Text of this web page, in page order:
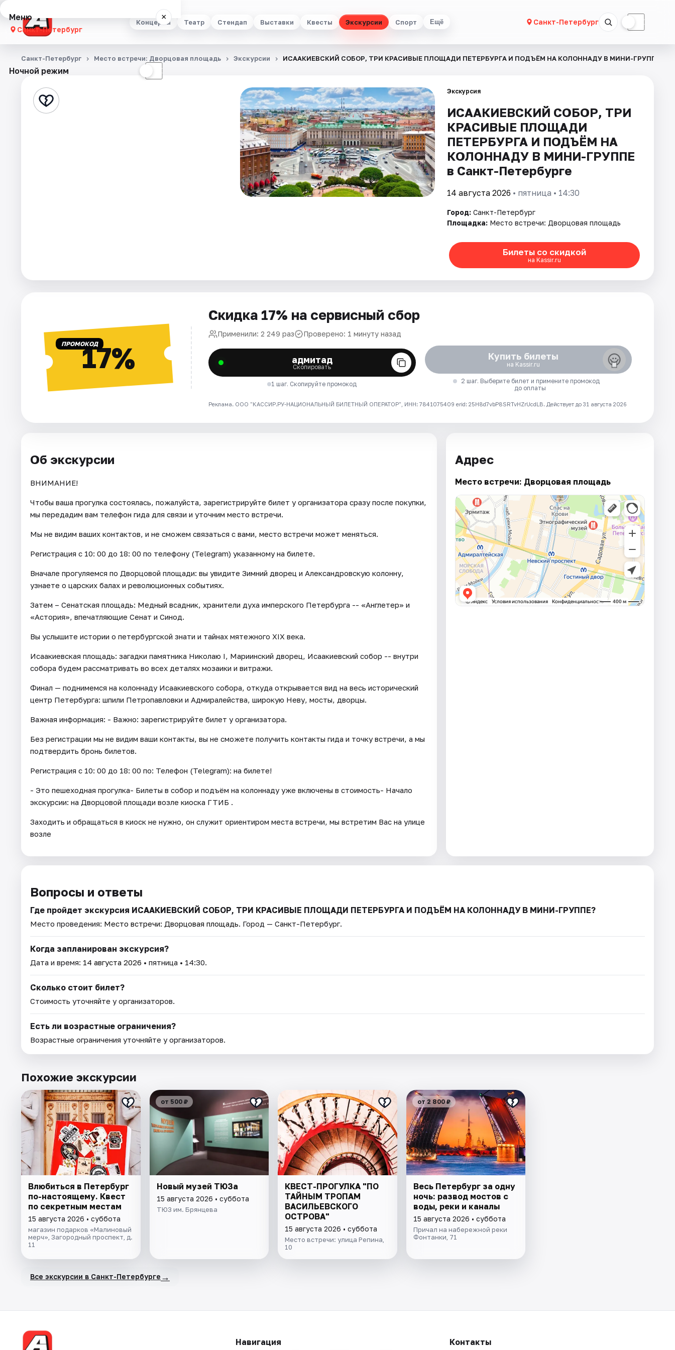
Концерты Театр Стендап Выставки Квесты Экскурсии Спорт Ещё Санкт-Петербург ☾
Меню ×
Санкт-Петербург
Концерты
Стендап
Ночной режим ☾
Санкт-Петербург Место встречи: Дворцовая площадь Экскурсии ИСААКИЕВСКИЙ СОБОР, ТРИ КРАСИВЫЕ ПЛОЩАДИ ПЕТЕРБУРГА И ПОДЪЁМ НА КОЛОННАДУ В МИНИ-ГРУППЕ
Экскурсия
ИСААКИЕВСКИЙ СОБОР, ТРИ
КРАСИВЫЕ ПЛОЩАДИ
ПЕТЕРБУРГА И ПОДЪЁМ НА
КОЛОННАДУ В МИНИ-ГРУППЕ
в Санкт-Петербурге
14 августа 2026 • пятница • 14:30
Город: Санкт-Петербург
Площадка: Место встречи: Дворцовая площадь
Билеты со скидкой
на Kassir.ru
ПРОМОКОД17%
Скидка 17% на сервисный сбор
Применили: 2 249 раз Проверено: 1 минуту назад
адмитад
Скопировать
1 шаг. Скопируйте промокод
Купить билеты
на Kassir.ru
2 шаг. Выберите билет и примените промокод
до оплаты
Реклама. ООО "КАССИР.РУ-НАЦИОНАЛЬНЫЙ БИЛЕТНЫЙ ОПЕРАТОР", ИНН: 7841075409 erid: 25H8d7vbP8SRTvHZrUcdLB. Действует до 31 августа 2026
Об экскурсии
ВНИМАНИЕ!
Чтобы ваша прогулка состоялась, пожалуйста, зарегистрируйте билет у организатора сразу после покупки,
мы передадим вам телефон гида для связи и уточним место встречи.
Мы не видим ваших контактов, и не сможем связаться с вами, место встречи может меняться.
Регистрация с 10: 00 до 18: 00 по телефону (Telegram) указанному на билете.
Вначале прогуляемся по Дворцовой площади: вы увидите Зимний дворец и Александровскую колонну,
узнаете о царских балах и революционных событиях.
Затем – Сенатская площадь: Медный всадник, хранители духа имперского Петербурга -- «Англетер» и
«Астория», впечатляющие Сенат и Синод.
Вы услышите истории о петербургской знати и тайнах мятежного XIX века.
Исаакиевская площадь: загадки памятника Николаю I, Мариинский дворец, Исаакиевский собор -- внутри
собора будем рассматривать во всех деталях мозаики и витражи.
Финал — поднимемся на колоннаду Исаакиевского собора, откуда открывается вид на весь исторический
центр Петербурга: шпили Петропавловки и Адмиралейства, широкую Неву, мосты, дворцы.
Важная информация: - Важно: зарегистрируйте билет у организатора.
Без регистрации мы не видим ваши контакты, вы не сможете получить контакты гида и точку встречи, а мы
подтвердить бронь билетов.
Регистрация с 10: 00 до 18: 00 по: Телефон (Telegram): на билете!
- Это пешеходная прогулка- Билеты в собор и подъём на колоннаду уже включены в стоимость- Начало
экскурсии: на Дворцовой площади возле киоска ГТИБ .
Заходить и обращаться в киоск не нужно, он служит ориентиром места встречи, мы встретим Вас на улице
возле
Адрес
Место встречи: Дворцовая площадь
Вопросы и ответы
Где пройдет экскурсия ИСААКИЕВСКИЙ СОБОР, ТРИ КРАСИВЫЕ ПЛОЩАДИ ПЕТЕРБУРГА И ПОДЪЁМ НА КОЛОННАДУ В МИНИ-ГРУППЕ?
Место проведения: Место встречи: Дворцовая площадь. Город — Санкт-Петербург.
Когда запланирован экскурсия?
Дата и время: 14 августа 2026 • пятница • 14:30.
Сколько стоит билет?
Стоимость уточняйте у организаторов.
Есть ли возрастные ограничения?
Возрастные ограничения уточняйте у организаторов.
Похожие экскурсии
Влюбиться в Петербург
по-настоящему. Квест
по секретным местам
15 августа 2026 • суббота
магазин подарков «Малиновый
мерч», Загородный проспект, д.
11
от 500 ₽
Новый музей ТЮЗа
15 августа 2026 • суббота
ТЮЗ им. Брянцева
КВЕСТ-ПРОГУЛКА "ПО
ТАЙНЫМ ТРОПАМ
ВАСИЛЬЕВСКОГО
ОСТРОВА"
15 августа 2026 • суббота
Место встречи: улица Репина,
10
от 2 800 ₽
Весь Петербург за одну
ночь: развод мостов с
воды, реки и каналы
15 августа 2026 • суббота
Причал на набережной реки
Фонтанки, 71
Все экскурсии в Санкт-Петербурге →
Навигация Контакты